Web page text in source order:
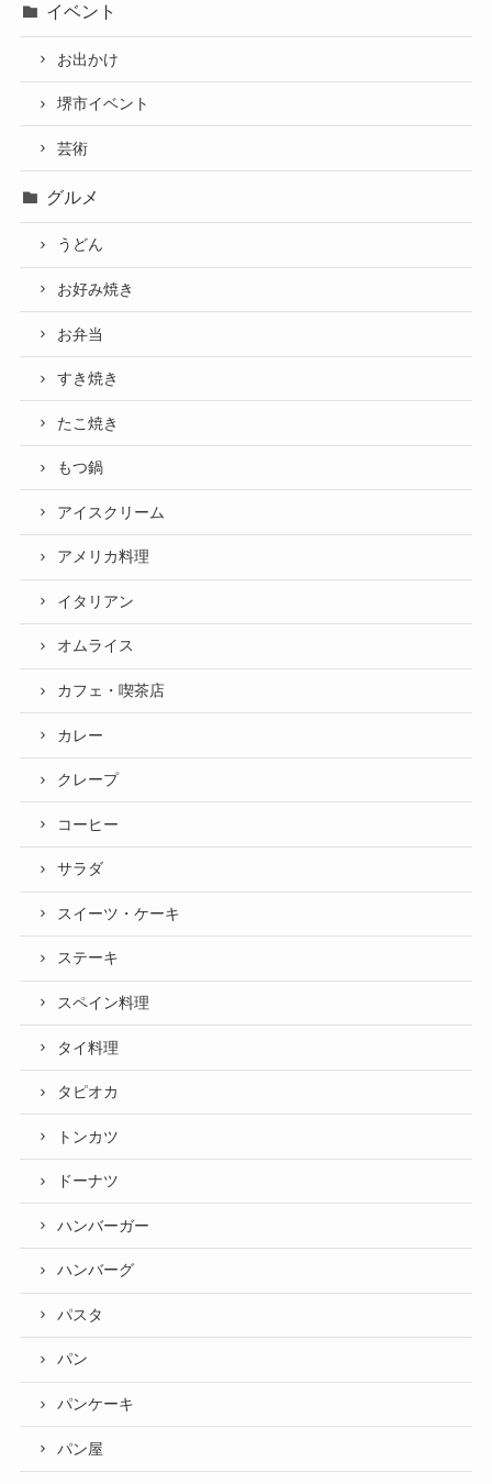
イベント
お出かけ
堺市イベント
芸術
グルメ
うどん
お好み焼き
お弁当
すき焼き
たこ焼き
もつ鍋
アイスクリーム
アメリカ料理
イタリアン
オムライス
カフェ・喫茶店
カレー
クレープ
コーヒー
サラダ
スイーツ・ケーキ
ステーキ
スペイン料理
タイ料理
タピオカ
トンカツ
ドーナツ
ハンバーガー
ハンバーグ
パスタ
パン
パンケーキ
パン屋